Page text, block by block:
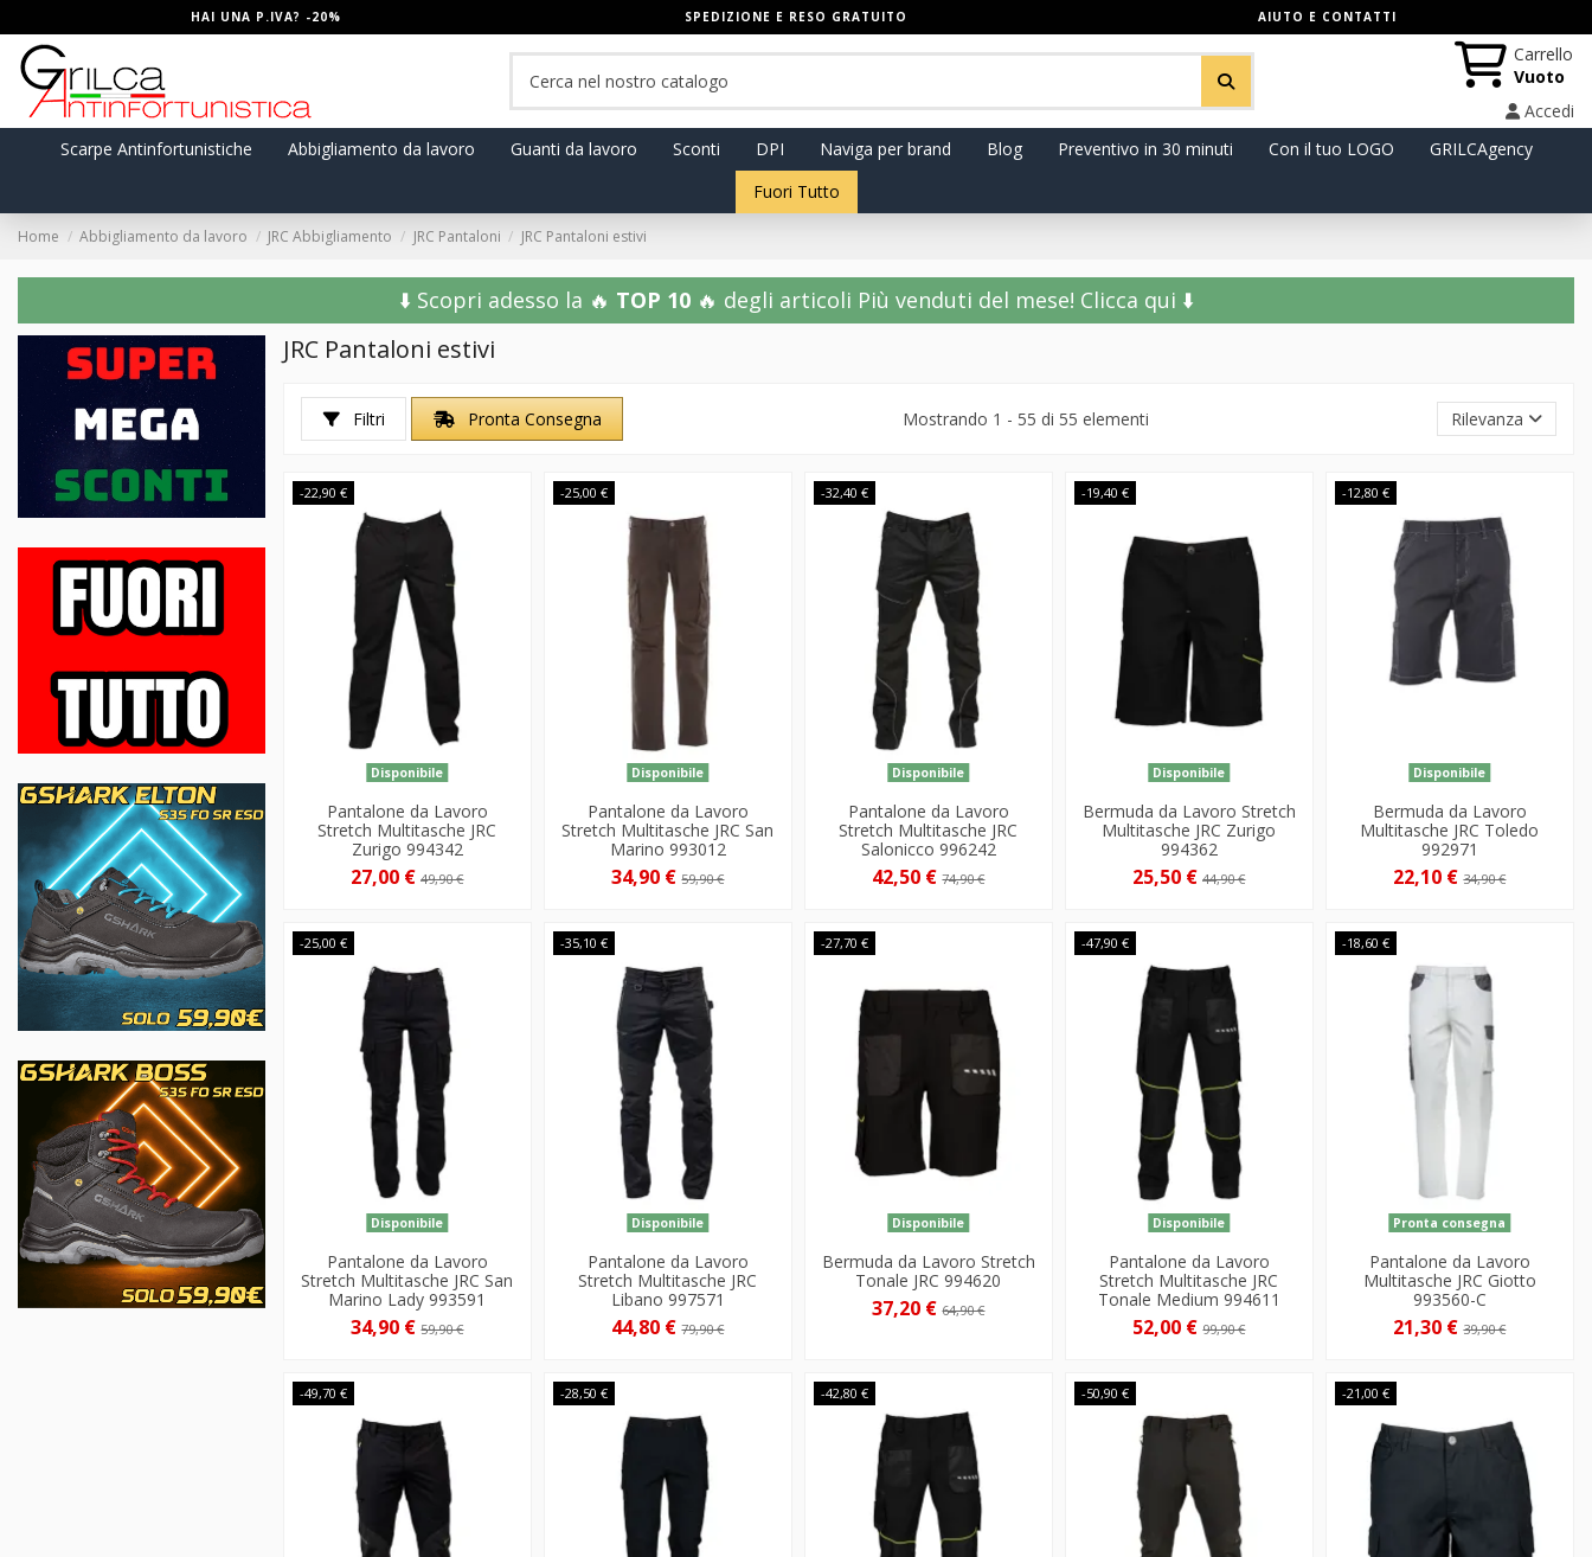
HAI UNA P.IVA? -20% SPEDIZIONE E RESO GRATUITO AIUTO E CONTATTI
Carrello
Vuoto
Accedi
Scarpe Antinfortunistiche
Abbigliamento da lavoro Guanti da lavoro Sconti DPI Naviga per brand Blog Preventivo in 30 minuti Con il tuo LOGO
GRILCAgency
Fuori Tutto
Home Abbigliamento da lavoro JRC Abbigliamento JRC Pantaloni JRC Pantaloni estivi
⬇️ Scopri adesso la 🔥 TOP 10🔥 degli articoli Più venduti del mese!️ Clicca qui ⬇️
JRC Pantaloni estivi
Filtri Pronta Consegna Mostrando 1 - 55 di 55 elementi Rilevanza
-22,90 €
Disponibile
Pantalone da Lavoro
Stretch Multitasche JRC
Zurigo 994342
27,00 €49,90 €
-25,00 €
Disponibile
Pantalone da Lavoro
Stretch Multitasche JRC San
Marino 993012
34,90 €59,90 €
-32,40 €
Disponibile
Pantalone da Lavoro
Stretch Multitasche JRC
Salonicco 996242
42,50 €74,90 €
-19,40 €
Disponibile
Bermuda da Lavoro Stretch
Multitasche JRC Zurigo
994362
25,50 €44,90 €
-12,80 €
Disponibile
Bermuda da Lavoro
Multitasche JRC Toledo
992971
22,10 €34,90 €
-25,00 €
Disponibile
Pantalone da Lavoro
Stretch Multitasche JRC San
Marino Lady 993591
34,90 €59,90 €
-35,10 €
Disponibile
Pantalone da Lavoro
Stretch Multitasche JRC
Libano 997571
44,80 €79,90 €
-27,70 €
Disponibile
Bermuda da Lavoro Stretch
Tonale JRC 994620
37,20 €64,90 €
-47,90 €
Disponibile
Pantalone da Lavoro
Stretch Multitasche JRC
Tonale Medium 994611
52,00 €99,90 €
-18,60 €
Pronta consegna
Pantalone da Lavoro
Multitasche JRC Giotto
993560-C
21,30 €39,90 €
-49,70 € -28,50 € -42,80 € -50,90 € -21,00 €